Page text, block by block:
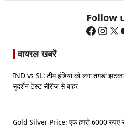
Follow
X
वायरल खबरें
IND vs SL: टीम इंडिया को लगा तगड़ा
सुदर्शन टेस्ट सीरीज से बाहर
Gold Silver Price: एक हफ्ते 6000 रुपए से